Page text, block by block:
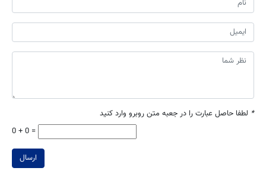
* لطفا حاصل عبارت را در جعبه متن روبرو وارد کنید
0 + 0 =
ارسال